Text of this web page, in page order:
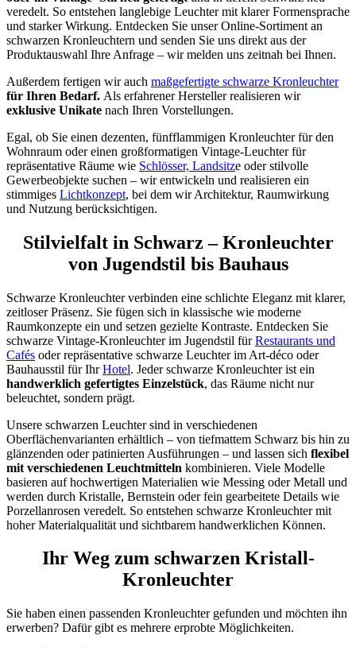
veredelt. So entstehen langlebige Leuchter mit klarer Formensprache
und starker Wirkung. Entdecken Sie unser Online-Sortiment an
schwarzen Kronleuchtern und senden Sie uns direkt aus der
Produktauswahl Ihre Anfrage – wir melden uns zeitnah bei Ihnen.
Außerdem fertigen wir auch maßgefertigte schwarze Kronleuchter
für Ihren Bedarf. Als erfahrener Hersteller realisieren wir
exklusive Unikate nach Ihren Vorstellungen.
Egal, ob Sie einen dezenten, fünfflammigen Kronleuchter für den
Wohnraum oder einen großformatigen Vintage-Leuchter für
repräsentative Räume wie Schlösser, Landsitze oder stilvolle
Gewerbeobjekte suchen – wir entwickeln und realisieren ein
stimmiges Lichtkonzept, bei dem wir Architektur, Raumwirkung
und Nutzung berücksichtigen.
Stilvielfalt in Schwarz – Kronleuchter
von Jugendstil bis Bauhaus
Schwarze Kronleuchter verbinden eine schlichte Eleganz mit klarer,
zeitloser Präsenz. Sie fügen sich in klassische wie moderne
Raumkonzepte ein und setzen gezielte Kontraste. Entdecken Sie
schwarze Vintage-Kronleuchter im Jugendstil fürRestaurants und
Cafés oder repräsentative schwarze Leuchter im Art-déco oder
Bauhausstil für IhrHotel. Jeder schwarze Kronleuchter ist ein
handwerklich gefertigtes Einzelstück, das Räume nicht nur
beleuchtet, sondern prägt.
Unsere schwarzen Leuchter sind in verschiedenen
Oberflächenvarianten erhältlich – von tiefmattem Schwarz bis hin zu
glänzenden oder patinierten Ausführungen – und lassen sich flexibel
mit verschiedenen Leuchtmitteln kombinieren. Viele Modelle
basieren auf hochwertigen Materialien wie Messing oder Metall und
werden durch Kristalle, Bernstein oder fein gearbeitete Details wie
Porzellanrosen veredelt. So entstehen schwarze Kronleuchter mit
hoher Materialqualität und sichtbarem handwerklichen Können.
Ihr Weg zum schwarzen Kristall-
Kronleuchter
Sie haben einen passenden Kronleuchter gefunden und möchten ihn
erwerben? Dafür gibt es mehrere erprobte Möglichkeiten.